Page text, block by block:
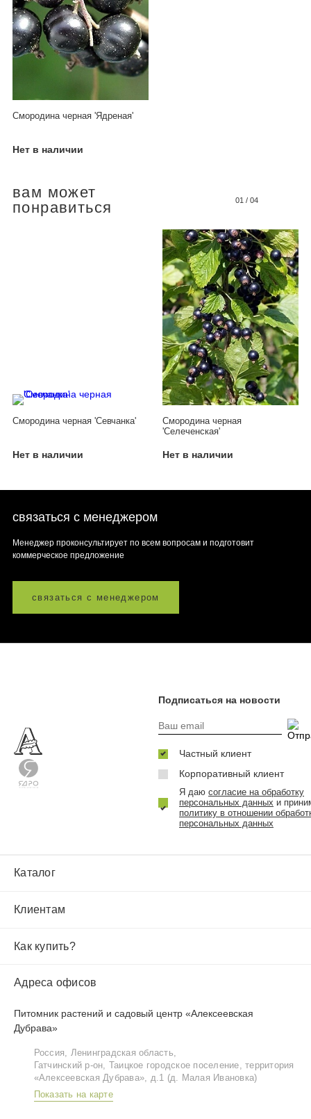
Смородина черная 'Ядреная'
Нет в наличии
вам может
понравиться
01 / 04
Смородина черная 'Севчанка'
Нет в наличии
Смородина черная
'Селеченская'
Нет в наличии
связаться с менеджером
Менеджер проконсультирует по всем вопросам и подготовит
коммерческое предложение
связаться с менеджером
Каталог
Клиентам
Как купить?
Адреса офисов
Питомник растений и садовый центр «Алексеевская
Дубрава»
Россия, Ленинградская область,
Гатчинский р‑он, Таицкое городское поселение, территория
«Алексеевская Дубрава», д.1 (д. Малая Ивановка)
Показать на карте
Подписаться на новости
Частный клиент
Корпоративный клиент
Я даю согласие на обработку
персональных данных и
политику в отношении
персональных данных